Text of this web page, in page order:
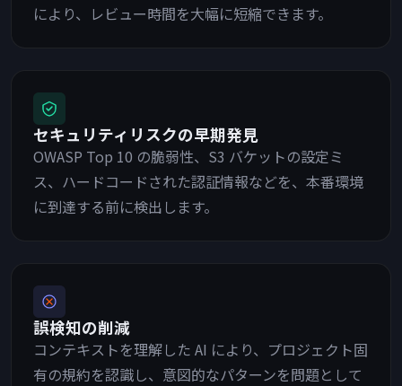
により、レビュー時間を大幅に短縮できます。
セキュリティリスクの早期発見
OWASP Top 10 の脆弱性、S3 バケットの設定ミ
ス、ハードコードされた認証情報などを、本番環境
に到達する前に検出します。
誤検知の削減
コンテキストを理解した AI により、プロジェクト固
有の規約を認識し、意図的なパターンを問題として